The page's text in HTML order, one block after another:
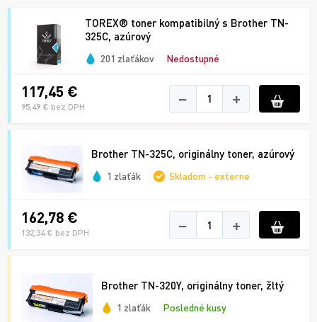
TOREX® toner kompatibilný s Brother TN-
325C, azúrový
201 zlaťákov Nedostupné
117,45 €
95,49 € bez DPH − +
Brother TN-325C, originálny toner, azúrový
1 zlaťák Skladom - externe
162,78 €
132,34 € bez DPH − +
Brother TN-320Y, originálny toner, žltý
1 zlaťák Posledné kusy